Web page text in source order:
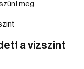
meg.
a vízszint